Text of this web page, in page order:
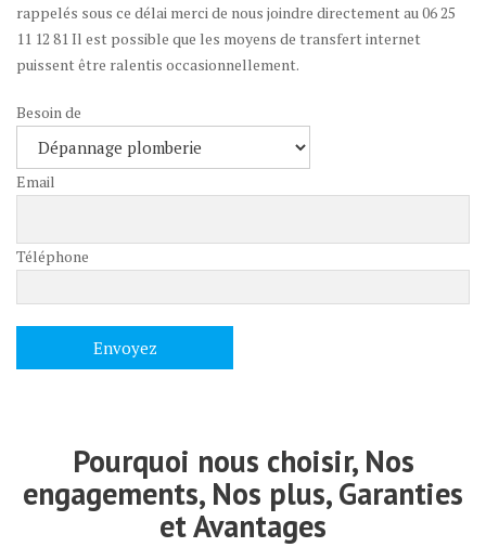
rappelés sous ce délai merci de nous joindre directement au 06 25
11 12 81 Il est possible que les moyens de transfert internet
puissent être ralentis occasionnellement.
Besoin de
Email
Téléphone
Pourquoi nous choisir, Nos
engagements, Nos plus, Garanties
et Avantages